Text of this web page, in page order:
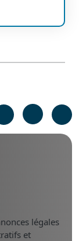
Linked
légales
et